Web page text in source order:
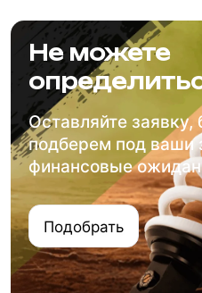
Не можете
Оставляйте заявку,
подберем под ваши
финансовые
Подобрать